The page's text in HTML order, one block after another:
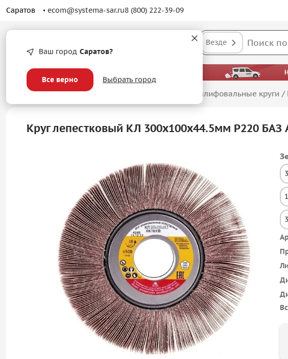
Саратов ecom@systema-sar.ru8 (800) 222-39-09
Ваш город Саратов?
Все верно Выбрать город
Везде
— больше, чем просто оптовые цены.
Главная /Абразивные материалы Лепестковые шлифовальные круги /
Круг лепестковый КЛ 300х100х44.5мм P220 БАЗ